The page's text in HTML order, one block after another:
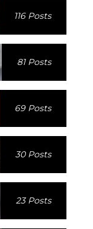
116 Posts
81 Posts
69 Posts
30 Posts
23 Posts